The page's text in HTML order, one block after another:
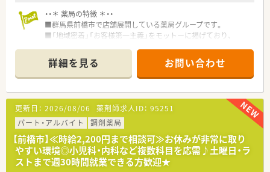
す。
■将来的に管理職を目指してキャリアアップを図りたい方には、
出店ペースが早くポストが豊富なこちらの企業がぴったり合い
ます。
■調剤業務だけでなくOTCや在宅業務など幅広い分野のスキル
を身につけ、地域医療の専門家として成長したい方に最適です。
・・＊ 薬局の特徴 ＊・・
■群馬県前橋市で店舗展開している薬局グループです。
■「地域密着」「お客様第一主義」をモットーに掲げており、
体験教室を開催。
地域のみなさんから親しまれる企業です。
■電子薬歴や監査システム、2次元バーコードシステムなど最新
設備を完備。
使用機材も全自動分包機、軟膏ミキサーなど整備されており、
安全かつ効率よく、
業務ができる環境です。
詳細を見る お問い合わせ
更新日： 2026/08/06 薬剤師求人ID： 95251
パート・アルバイト
調剤薬局
【前橋市】≪時給2,200円まで相談可≫お休みが非常に取り
やすい環境◎小児科・内科など複数科目を応需♪土曜日・ラ
ストまで週30時間就業できる方歓迎★